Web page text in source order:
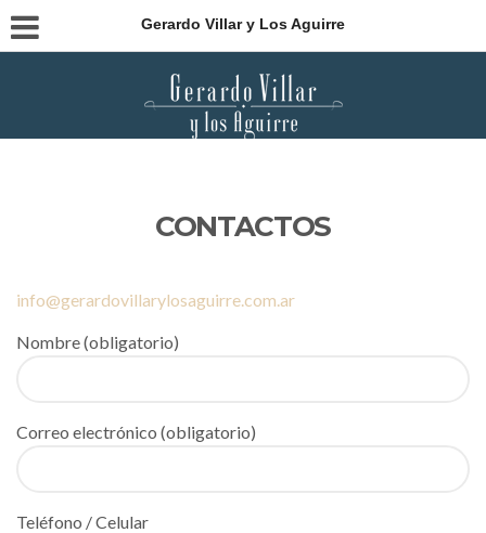
Gerardo Villar y Los Aguirre
CONTACTOS
info@gerardovillarylosaguirre.com.ar
Nombre (obligatorio)
Correo electrónico (obligatorio)
Teléfono / Celular